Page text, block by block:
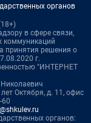
органов
в сфере связи,
коммуникаций
принятия решения о
г.
"ИНТЕРНЕТ
Октября, д. 11, офис
60
органов: